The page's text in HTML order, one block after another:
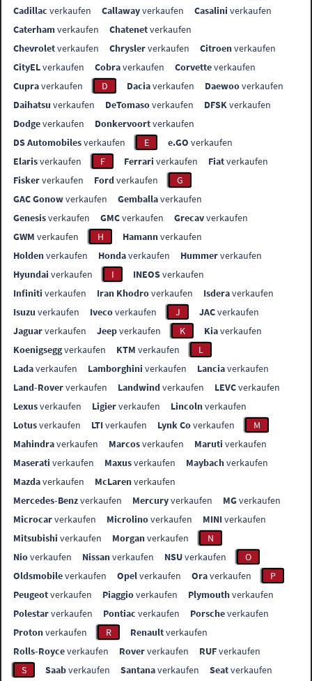
Cadillac verkaufen Callawayverkaufen Casalini verkaufen
Caterhamverkaufen Chatenetverkaufen
Chevroletverkaufen Chryslerverkaufen Citroenverkaufen
CityELverkaufen Cobraverkaufen Corvetteverkaufen
Cupraverkaufen D Daciaverkaufen Daewooverkaufen
Daihatsu verkaufen DeTomasoverkaufen DFSKverkaufen
Dodgeverkaufen Donkervoortverkaufen
DS Automobilesverkaufen E e.GO verkaufen
Elarisverkaufen F Ferrari verkaufen Fiatverkaufen
Fiskerverkaufen Fordverkaufen
G
GAC Gonowverkaufen Gemballaverkaufen
Genesisverkaufen GMCverkaufen Grecavverkaufen
GWM verkaufen H Hamannverkaufen
Holdenverkaufen Hondaverkaufen Hummerverkaufen
Hyundai verkaufen I INEOSverkaufen
Infiniti verkaufen Iran Khodroverkaufen Isderaverkaufen
Isuzu verkaufen Ivecoverkaufen J JACverkaufen
Jaguarverkaufen Jeepverkaufen K Kiaverkaufen
Koenigseggverkaufen KTM verkaufen
L
Ladaverkaufen Lamborghini verkaufen Lanciaverkaufen
Land-Roververkaufen Landwindverkaufen LEVCverkaufen
Lexusverkaufen Ligierverkaufen Lincolnverkaufen
Lotusverkaufen LTIverkaufen Lynk Coverkaufen
M
Mahindraverkaufen Marcosverkaufen Maruti verkaufen
Maserati verkaufen Maxusverkaufen Maybachverkaufen
Mazdaverkaufen McLarenverkaufen
Mercedes-Benzverkaufen Mercuryverkaufen MGverkaufen
Microcarverkaufen Microlinoverkaufen MINIverkaufen
Mitsubishi verkaufen Morganverkaufen
N
Nioverkaufen Nissanverkaufen NSUverkaufen
O
Oldsmobileverkaufen Opelverkaufen Oraverkaufen
P
Peugeotverkaufen Piaggioverkaufen Plymouthverkaufen
Polestarverkaufen Pontiac verkaufen Porscheverkaufen
Protonverkaufen R Renaultverkaufen
Rolls-Royceverkaufen Roververkaufen RUFverkaufen
S
Saabverkaufen Santanaverkaufen Seatverkaufen